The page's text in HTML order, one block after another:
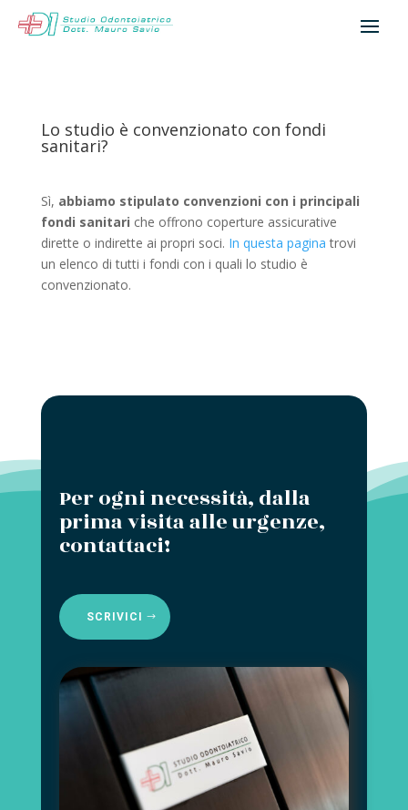
Lo studio è convenzionato con fondi
sanitari?
Sì, abbiamo stipulato convenzioni con i principali
fondi sanitari che offrono coperture assicurative
dirette o indirette ai propri soci. In questa pagina trovi
un elenco di tutti i fondi con i quali lo studio è
convenzionato.
Per ogni necessità, dalla
prima visita alle urgenze,
contattaci!
SCRIVICI